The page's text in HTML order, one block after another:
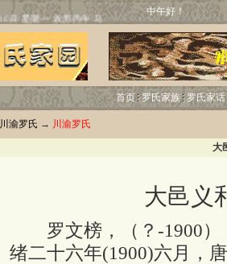
中午好！
首页 罗氏家族 罗氏家话
川渝罗氏 → 川渝罗氏
大
大邑义
罗文榜，（？-1900）
绪二十六年(1900)六月，